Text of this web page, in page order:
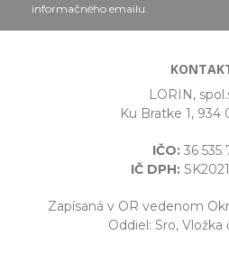
informačného emailu.
LORIN,
Ku Bratke 1, 934
IČO: 36 535
IČ DPH:
Zapísaná v OR vedenom
Oddiel: Sro, Vložka